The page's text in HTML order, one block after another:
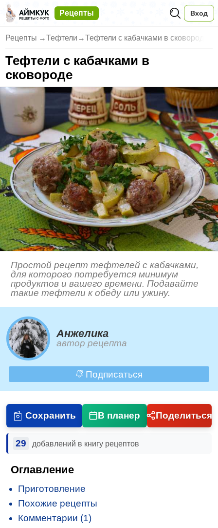
Рецепты Вход
Рецепты →Тефтели →Тефтели с кабачками в сковород
Тефтели с кабачками в
сковороде
Простой рецепт тефтелей с кабачками,
для которого потребуется минимум
продуктов и вашего времени. Подавайте
такие тефтели к обеду или ужину.
Анжелика
автор рецепта
Подписаться
Сохранить В планер Поделиться
29 добавлений в книгу рецептов
Оглавление
Приготовление
Похожие рецепты
Комментарии (1)